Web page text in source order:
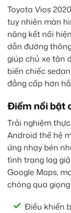
Toyota Vios
tuy nhiên màn
năng kết nối
dẫn đường
giúp chủ xe tận
biến chiếc
đẳng cấp hơn
Điểm nổi bật
Trải nghiệm
Android thế hệ
ứng nhạy bén
tình trạng lag
Google Maps,
chóng qua
Điều khiển